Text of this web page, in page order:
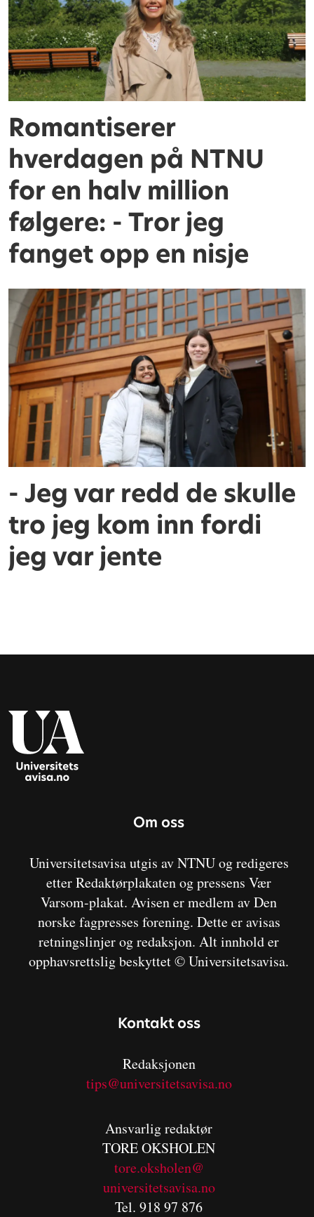
Romantiserer
hverdagen på NTNU
for en halv million
følgere: - Tror jeg
fanget opp en nisje
- Jeg var redd de skulle
tro jeg kom inn fordi
jeg var jente
Om oss
Universitetsavisa utgis av NTNU og redigeres
etter Redaktørplakaten og pressens Vær
Varsom-plakat. Avisen er medlem av Den
norske fagpresses forening. Dette er avisas
retningslinjer og redaksjon. Alt innhold er
opphavsrettslig beskyttet © Universitetsavisa.
Kontakt oss
Redaksjonen
tips@universitetsavisa.no
Ansvarlig redaktør
TORE OKSHOLEN
tore.oksholen@
universitetsavisa.no
Tel. 918 97 876